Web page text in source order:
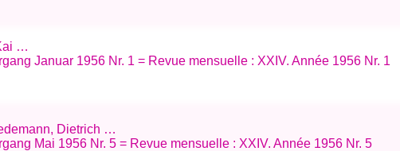
…
Januar 1956 Nr. 1 = Revue mensuelle : XXIV. Année 1956 Nr. 1
Dietrich …
Mai 1956 Nr. 5 = Revue mensuelle : XXIV. Année 1956 Nr. 5